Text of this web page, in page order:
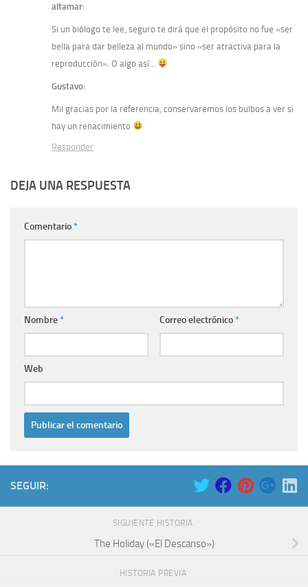
altamar:
Si un biólogo te lee, seguro te dirá que el propósito no fue «ser
bella para dar belleza al mundo» sino «ser atractiva para la
reproducción». O algo así…
Gustavo:
Mil gracias por la referencia, conservaremos los bulbos a ver si
hay un renacimiento
Responder
DEJA UNA RESPUESTA
Comentario*
Nombre* Correo electrónico*
Web
SEGUIR:
SIGUIENTE HISTORIA
The Holiday («El Descanso»)
HISTORIA PREVIA